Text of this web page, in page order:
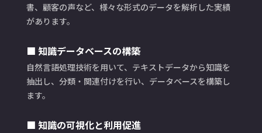
書、顧客の声など、様々な形式のデータを解析した実績
があります。
■ 知識データベースの構築
自然言語処理技術を用いて、テキストデータから知識を
抽出し、分類・関連付けを行い、データベースを構築し
ます。
■ 知識の可視化と利用促進